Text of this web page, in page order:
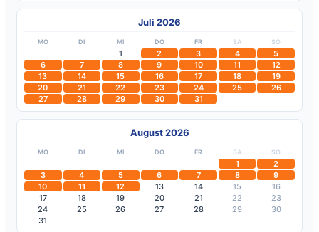
Juli 2026
MO DI MI DO FR SA SO
1 2 3 4
5
6
7 8 9 10 11
12
13
14 15 16 17 18
19
20
21 22 23 24 25
26
27
28 29 30 31
August 2026
MO DI MI DO FR SA SO
1
2
3
4 5 6 7 8
9
10
11 12 13 14 15
16
17
18 19 20 21 22
23
24
25 26 27 28 29
30
31